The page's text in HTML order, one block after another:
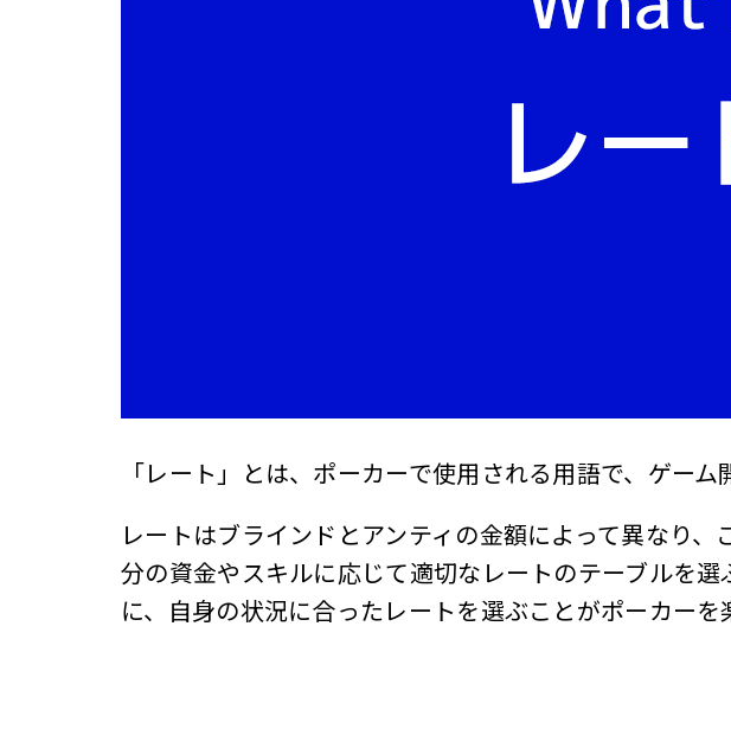
「レート」とは、ポーカーで使用される用語で、ゲー
レートはブラインドとアンティの金額によって異なり
分の資金やスキルに応じて適切なレートのテーブルを
に、自身の状況に合ったレートを選ぶことがポーカーを